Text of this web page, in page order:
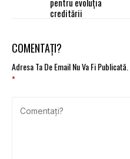
creditării
COMENTAȚI?
Adresa Ta De Email Nu Va Fi Publicată.
*